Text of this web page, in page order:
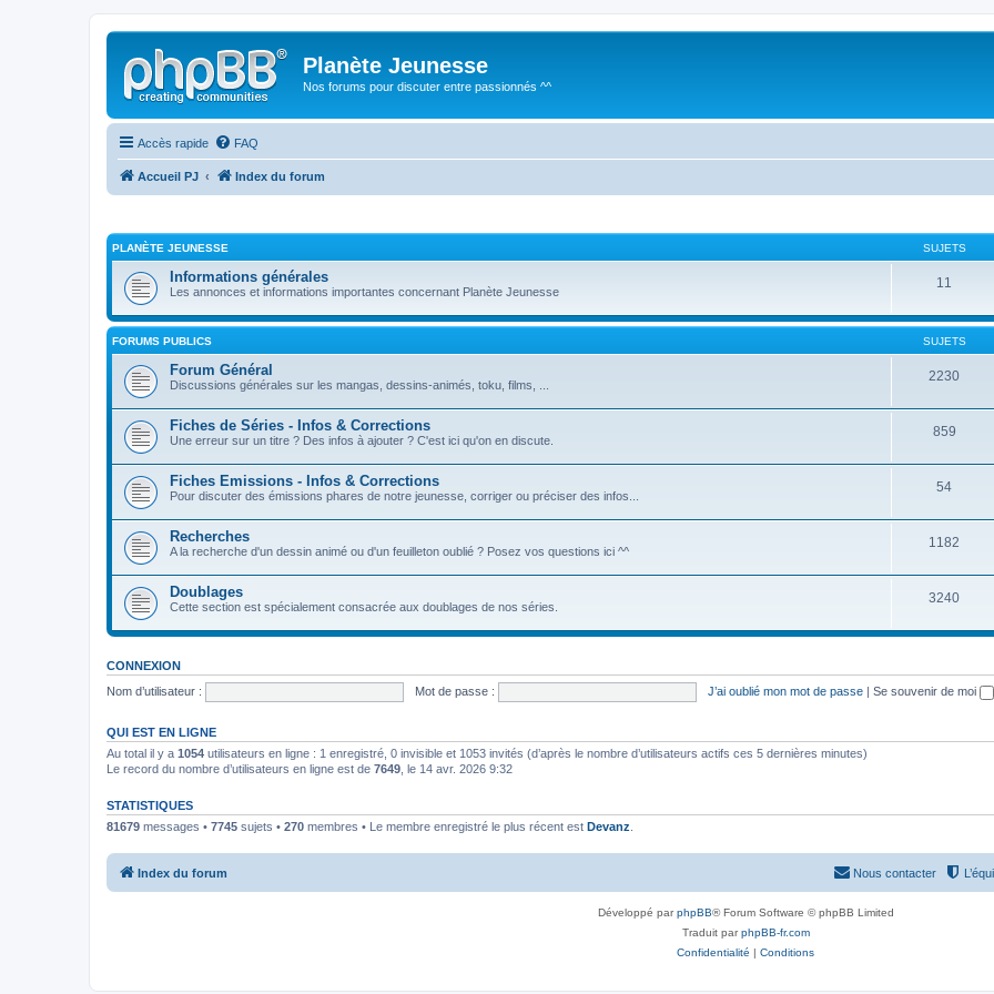
Planète Jeunesse
Nos forums pour discuter entre passionnés ^^
Accès rapide FAQ
Accueil PJ Index du forum
PLANÈTE JEUNESSE SUJETS
Informations générales
Les annonces et informations importantes concernant Planète Jeunesse
11
FORUMS PUBLICS SUJETS
Forum Général
Discussions générales sur les mangas, dessins-animés, toku, films, ...
2230
Fiches de Séries - Infos & Corrections
Une erreur sur un titre ? Des infos à ajouter ? C'est ici qu'on en discute.
859
Fiches Emissions - Infos & Corrections
Pour discuter des émissions phares de notre jeunesse, corriger ou préciser des infos...
54
Recherches
A la recherche d'un dessin animé ou d'un feuilleton oublié ? Posez vos questions ici ^^
1182
Doublages
Cette section est spécialement consacrée aux doublages de nos séries.
3240
CONNEXION
Nom d’utilisateur :
Mot de passe : J’ai oublié mon mot de passe | Se souvenir de moi
QUI EST EN LIGNE
Au total il y a 1054 utilisateurs en ligne : 1 enregistré, 0 invisible et 1053 invités (d’après le nombre d’utilisateurs actifs ces 5 dernières minutes)
Le record du nombre d’utilisateurs en ligne est de 7649 , le 14 avr. 2026 9:32
STATISTIQUES
81679 messages • 7745 sujets • 270 membres • Le membre enregistré le plus récent est Devanz
Index du forum Nous contacter
Développé parphpBB® Forum Software © phpBB Limited
Traduit parphpBB-fr.com
Confidentialité | Conditions